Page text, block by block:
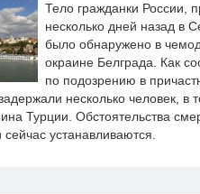
Тело гражданки России,
несколько дней назад в
было обнаружено в
окраине Белграда. Как
по подозрению в
несколько человек, в
Турции. Обстоятельства
сейчас устанавливаются.